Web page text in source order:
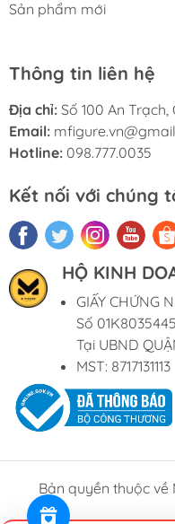
Sản phẩm mới
Thông tin liên hệ
Địa chỉ: Số 100 An
Email:
Hotline: 098.777.0035
Kết nối với chúng
HỘ KINH
GIẤY CHỨNG
Số
Tại UBND
MST: 8717131113
Bản quyền thuộc về